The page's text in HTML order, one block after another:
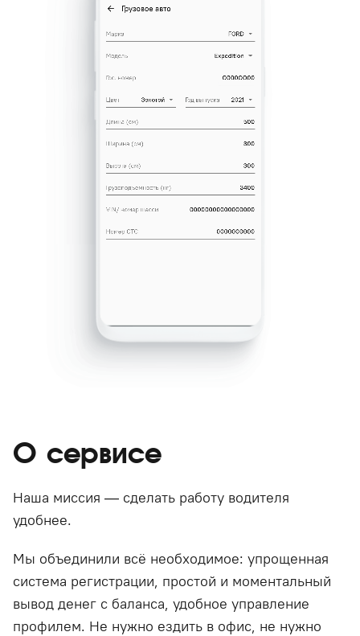
О сервисе
Наша миссия — сделать работу водителя
удобнее.
Мы объединили всё необходимое: упрощенная
система регистрации, простой и моментальный
вывод денег с баланса, удобное управление
профилем. Не нужно ездить в офис, не нужно